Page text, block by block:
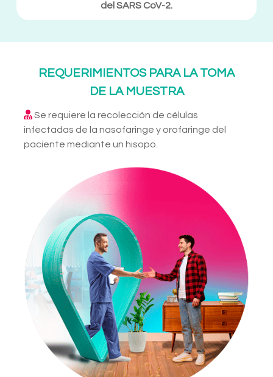
del SARS CoV-2.
REQUERIMIENTOS PARA LA TOMA
DE LA MUESTRA
Se requiere la recolección de células
infectadas de la nasofaringe y orofaringe del
paciente mediante un hisopo.